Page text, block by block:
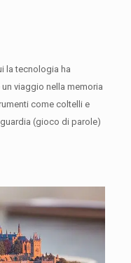
la tecnologia ha
viaggio nella memoria
come coltelli e
(gioco di parole)